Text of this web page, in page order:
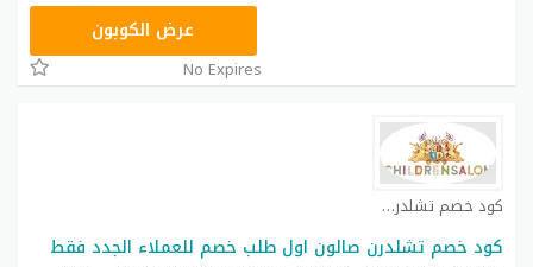
عرض الكوبون
No Expires
كود خصم تشلدرن صالون كوبون
كود خصم تشلدرن صالون اول طلب خصم للعملاء الجدد فقط